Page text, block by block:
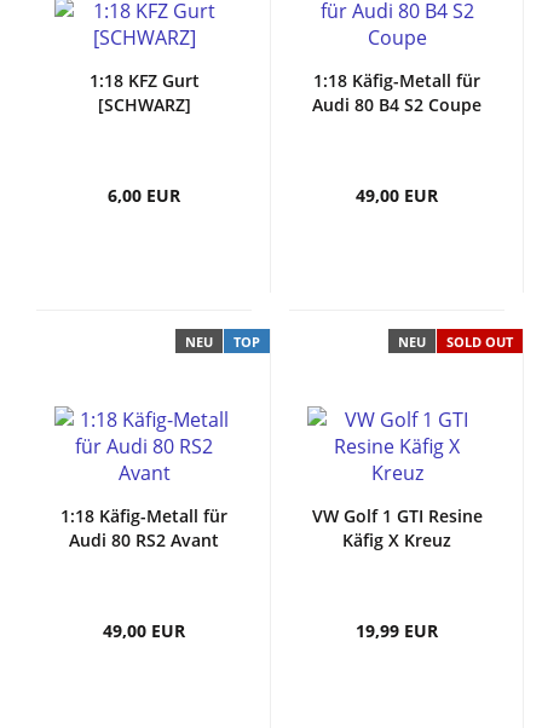
1:18 KFZ Gurt
[SCHWARZ]
6,00 EUR
1:18 Käfig-Metall für
Audi 80 B4 S2 Coupe
49,00 EUR
NEU TOP
1:18 Käfig-Metall für
Audi 80 RS2 Avant
49,00 EUR
NEU SOLD OUT
VW Golf 1 GTI Resine
Käfig X Kreuz
19,99 EUR